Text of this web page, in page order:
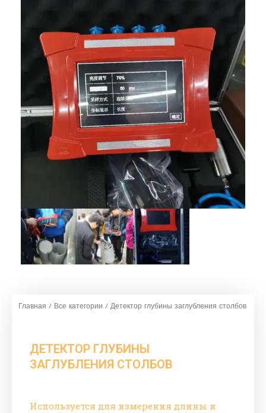
Главная / Все категории / Детектор глубины заглубления столбов
ДЕТЕКТОР ГЛУБИНЫ
ЗАГЛУБЛЕНИЯ СТОЛБОВ
Используется для измерения длины и